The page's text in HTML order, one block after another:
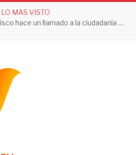
LO MAS VISTO
Secretaría de Salud Jalisco hace un llamado a la ciudadanía a tomar acciones contra el dengue en esta temporada de lluvias